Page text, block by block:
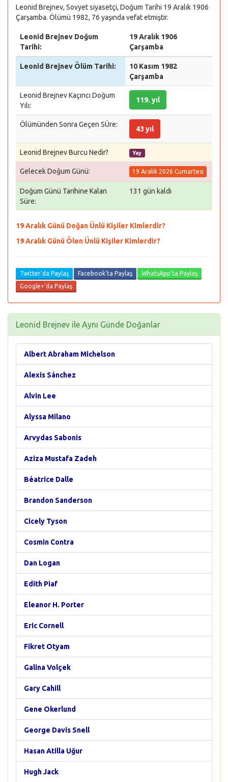
Leonid Brejnev, Sovyet siyasetçi, Doğum Tarihi 19 Aralık 1906
Çarşamba. Ölümü 1982, 76 yaşında vefat etmiştir.
Leonid Brejnev Doğum
Tarihi:
19 Aralık 1906
Çarşamba
Leonid Brejnev Ölüm Tarihi:
10 Kasım 1982
Çarşamba
Leonid Brejnev Kaçıncı Doğum
Yılı:
119. yıl
Ölümünden Sonra Geçen SÜre:
43 yıl
Leonid Brejnev Burcu Nedir? Yay
Gelecek Doğum Günü: 19 Aralık 2026 Cumartesi
Doğum Günü Tarihine Kalan
Süre:
131 gün kaldı
19 Aralık Günü Doğan Ünlü Kişiler Kimlerdir?
19 Aralık Günü Ölen Ünlü Kişiler Kimlerdir?
Twitter'da Paylaş Facebook'ta Paylaş
WhatsApp'ta Paylaş
Google+'da Paylaş
Leonid Brejnev ile Aynı Günde Doğanlar
Albert Abraham Michelson
Alexis Sánchez
Alvin Lee
Alyssa Milano
Arvydas Sabonis
Aziza Mustafa Zadeh
Béatrice Dalle
Brandon Sanderson
Cicely Tyson
Cosmin Contra
Dan Logan
Edith Piaf
Eleanor H. Porter
Eric Cornell
Fikret Otyam
Galina Volçek
Gary Cahill
Gene Okerlund
George Davis Snell
Hasan Atilla Uğur
Hugh Jack